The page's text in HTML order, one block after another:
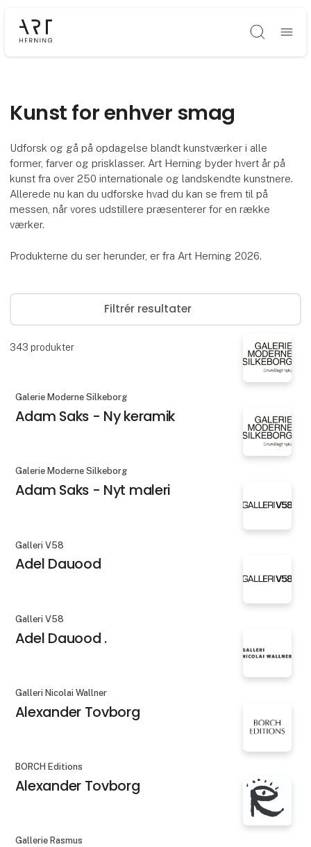
Søg
Kunst for enhver smag
Udforsk og gå på opdagelse blandt kunstværker i alle
former, farver og prisklasser. Art Herning byder hvert år på
kunst fra over 250 internationale og landskendte kunstnere.
Allerede nu kan du udforske hvad du kan se frem til på
messen, når vores udstillere præsenterer for en række
værker.
Produkterne du ser herunder, er fra Art Herning 2026.
Filtrér resultater
343 produkter
Galerie Moderne Silkeborg
Adam Saks - Ny keramik
Galerie Moderne Silkeborg
Adam Saks - Nyt maleri
Galleri V58
Adel Dauood
Galleri V58
Adel Dauood .
Galleri Nicolai Wallner
Alexander Tovborg
BORCH Editions
Alexander Tovborg
Gallerie Rasmus